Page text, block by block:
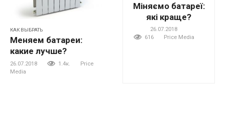
КАК ВЫБРАТЬ
Меняем батареи:
какие лучше?
26.07.2018 1.4к.
Price
Media
Міняємо батареї:
які краще?
26.07.2018
616
Price Media